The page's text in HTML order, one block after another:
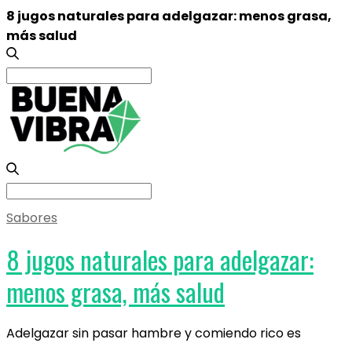
8 jugos naturales para adelgazar: menos grasa,
más salud
Search
for:
Search
for:
Sabores
8 jugos naturales para adelgazar:
menos grasa, más salud
Adelgazar sin pasar hambre y comiendo rico es